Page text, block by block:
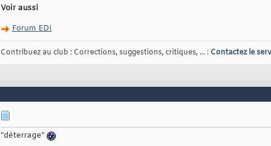
Voir aussi
Forum EDI
Contribuez au club : Corrections, suggestions, critiques, ... : Contactez le
"déterrage"